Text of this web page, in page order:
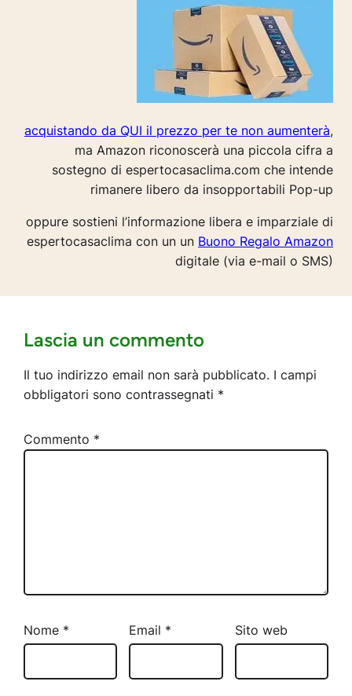
acquistando da QUI il prezzo per te non aumenterà,
ma Amazon riconoscerà una piccola cifra a
sostegno di espertocasaclima.com che intende
rimanere libero da insopportabili Pop-up
oppure sostieni l’informazione libera e imparziale di
espertocasaclima con un un Buono Regalo Amazon
digitale (via e-mail o SMS)
Lascia un commento
Il tuo indirizzo email non sarà pubblicato. I campi
obbligatori sono contrassegnati *
Commento *
Nome * Email * Sito web